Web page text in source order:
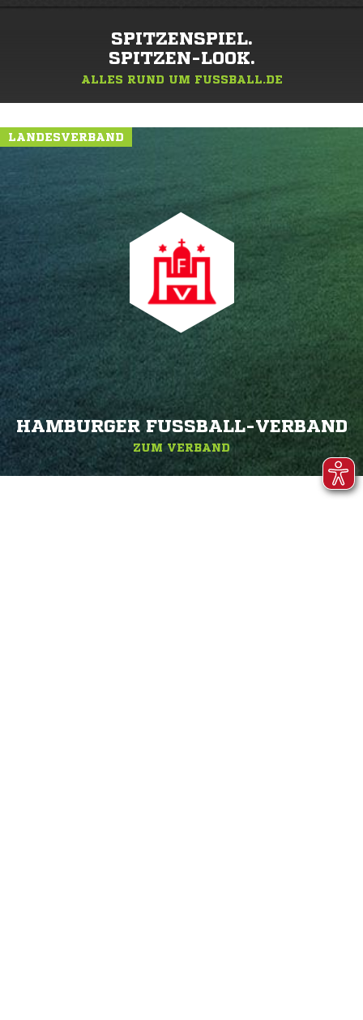
SPITZENSPIEL.
SPITZEN-LOOK.
ALLES RUND UM FUSSBALL.DE
LANDESVERBAND
HAMBURGER FUSSBALL-VERBAND
ZUM VERBAND